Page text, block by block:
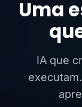
Uma
IA que